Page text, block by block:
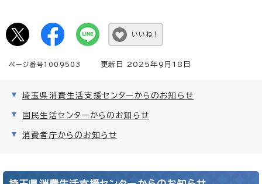
いいね！
ページ番号1009503 更新日 2025年9月18日
埼玉県消費生活支援センターからのお知らせ
国民生活センターからのお知らせ
消費者庁からのお知らせ